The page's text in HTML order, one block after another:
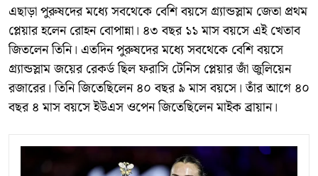
এছাড়া পুরুষদের মধ্যে সবথেকে বেশি বয়সে গ্র্যান্ডস্লাম জেতা প্রথম
প্লেয়ার হলেন রোহন বোপান্না। ৪৩ বছর ১১ মাস বয়সে এই খেতাব
জিতলেন তিনি। এতদিন পুরুষদের মধ্যে সবথেকে বেশি বয়সে
গ্র্যান্ডস্লাম জয়ের রেকর্ড ছিল ফরাসি টেনিস প্লেয়ার জাঁ জুলিয়েন
রজারের। তিনি জিতেছিলেন ৪০ বছর ৯ মাস বয়সে। তাঁর আগে ৪০
বছর ৪ মাস বয়সে ইউএস ওপেন জিতেছিলেন মাইক ব্রায়ান।